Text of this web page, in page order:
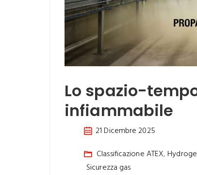
Lo spazio-
infiammabile
21 Dicembre 2025
Classificazione ATEX,
Sicurezza gas